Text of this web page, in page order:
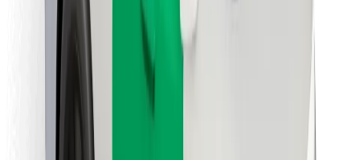
Para usuarios
Para conductores
Para repartidores
Bolt Food
Para propietarios de flota
Para restaurantes